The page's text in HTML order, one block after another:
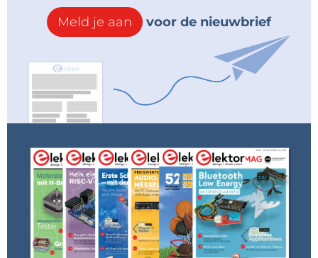
Meld je aan voor de nieuwbrief